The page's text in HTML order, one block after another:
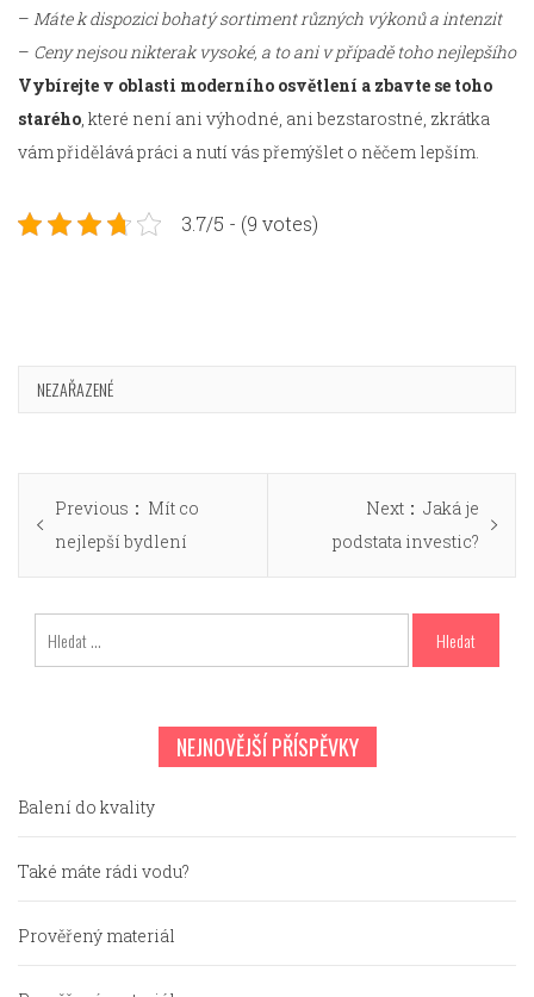
– Máte k dispozici bohatý sortiment různých výkonů a intenzit
– Ceny nejsou nikterak vysoké, a to ani v případě toho nejlepšího
Vybírejte v oblasti moderního osvětlení a zbavte se toho
starého, které není ani výhodné, ani bezstarostné, zkrátka
vám přidělává práci a nutí vás přemýšlet o něčem lepším.
3.7/5 - (9 votes)
NEZAŘAZENÉ
Navigace
proPrevious
Previous
post:
Mít co
nejlepší bydlení
Next
Next
post:
Jaká je
podstata investic?
NEJNOVĚJŠÍ PŘÍSPĚVKY
Balení do kvality
Také máte rádi vodu?
Prověřený materiál